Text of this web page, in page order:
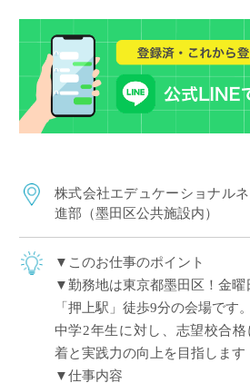
株式会社エデュケーショナル
進部（墨田区公共施設内）
▼このお仕事のポイント
▼勤務地は東京都墨田区！金曜
「押上駅」徒歩9分の会場です。
中学2年生に対し、志望校合
着と実践力の向上を目指します
▼仕事内容